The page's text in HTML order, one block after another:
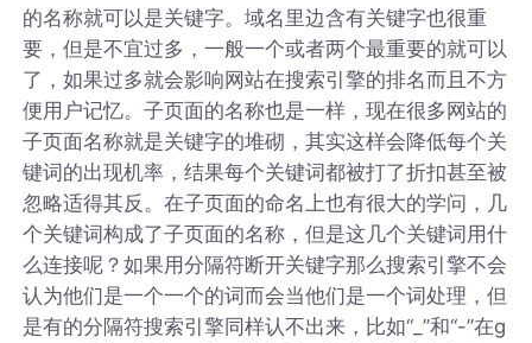
的名称就可以是关键字。域名里边含有关键字也很重
要，但是不宜过多，一般一个或者两个最重要的就可以
了，如果过多就会影响网站在搜索引擎的排名而且不方
便用户记忆。子页面的名称也是一样，现在很多网站的
子页面名称就是关键字的堆砌，其实这样会降低每个关
键词的出现机率，结果每个关键词都被打了折扣甚至被
忽略适得其反。在子页面的命名上也有很大的学问，几
个关键词构成了子页面的名称，但是这几个关键词用什
么连接呢？如果用分隔符断开关键字那么搜索引擎不会
认为他们是一个一个的词而会当他们是一个词处理，但
是有的分隔符搜索引擎同样认不出来，比如“_”和“-”在g